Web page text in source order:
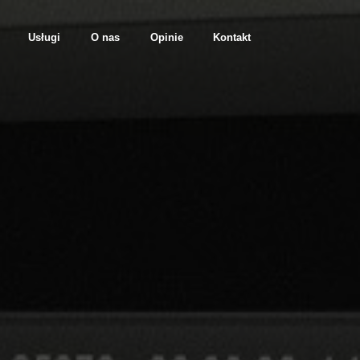
Usługi O nas Opinie Kontakt